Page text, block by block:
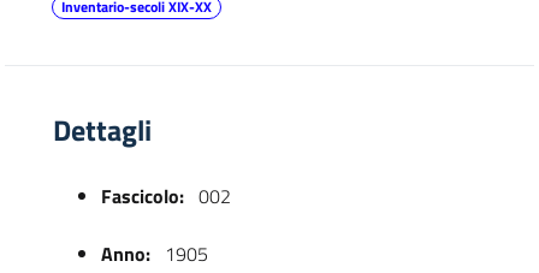
Inventario-secoli XIX-XX
Dettagli
Fascicolo: 002
Anno: 1905